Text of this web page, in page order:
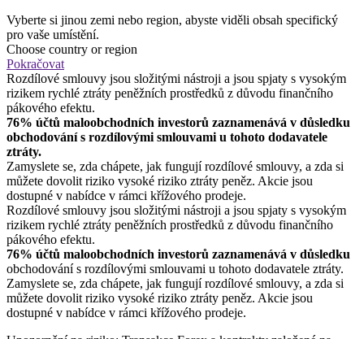
Vyberte si jinou zemi nebo region, abyste viděli obsah specifický
pro vaše umístění.
Choose country or region
Pokračovat
Rozdílové smlouvy jsou složitými nástroji a jsou spjaty s vysokým
rizikem rychlé ztráty peněžních prostředků z důvodu finančního
pákového efektu.
76% účtů maloobchodních investorů zaznamenává v důsledku
obchodování s rozdílovými smlouvami u tohoto dodavatele
ztráty.
Zamyslete se, zda chápete, jak fungují rozdílové smlouvy, a zda si
můžete dovolit riziko vysoké riziko ztráty peněz. Akcie jsou
dostupné v nabídce v rámci křížového prodeje.
Rozdílové smlouvy jsou složitými nástroji a jsou spjaty s vysokým
rizikem rychlé ztráty peněžních prostředků z důvodu finančního
pákového efektu.
76% účtů maloobchodních investorů zaznamenává v důsledku
obchodování s rozdílovými smlouvami u tohoto dodavatele ztráty.
Zamyslete se, zda chápete, jak fungují rozdílové smlouvy, a zda si
můžete dovolit riziko vysoké riziko ztráty peněz. Akcie jsou
dostupné v nabídce v rámci křížového prodeje.